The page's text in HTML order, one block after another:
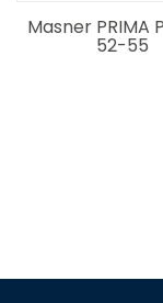
Masner PRIMA
52-55